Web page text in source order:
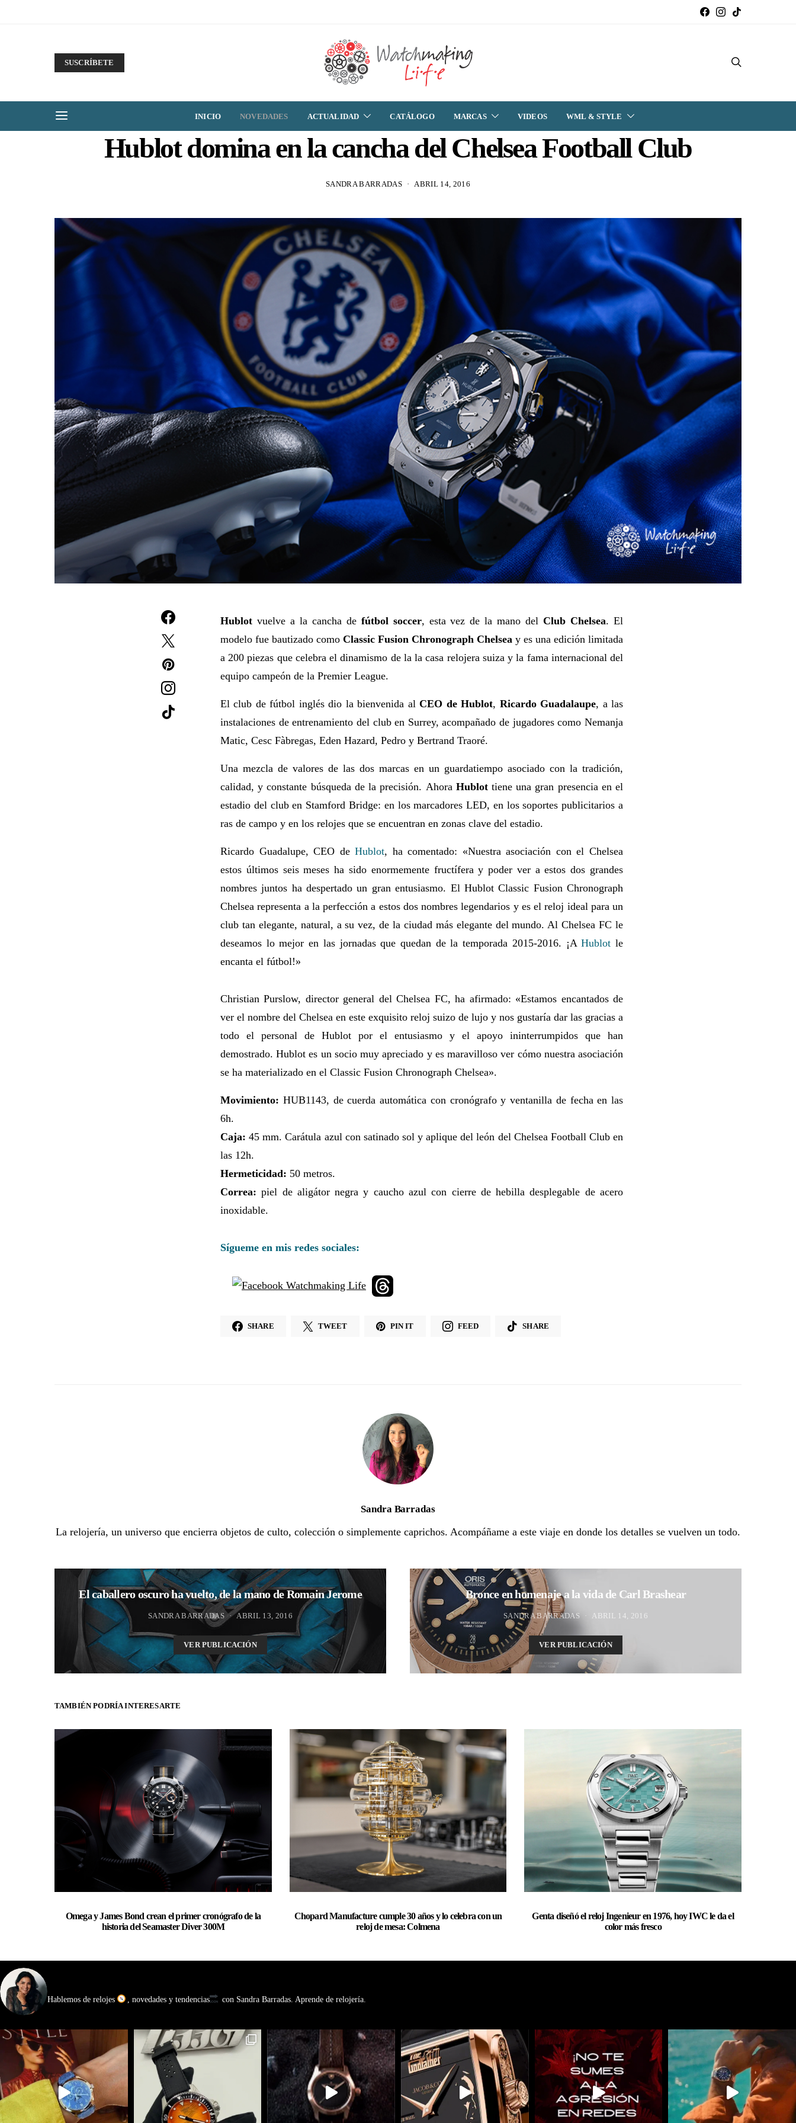
SUSCRÍBETE
INICIO NOVEDADES ACTUALIDAD CATÁLOGO MARCAS VIDEOS WML & STYLE
Hublot domina en la cancha del Chelsea Football Club
SANDRA BARRADAS ABRIL 14, 2016
Hublot vuelve a la cancha de fútbol soccer, esta vez de la mano delClub Chelsea. El
modelo fue bautizado como Classic Fusion Chronograph Chelsea y es una edición limitada
a 200 piezas que celebra el dinamismo de la la casa relojera suiza y la fama internacional del
equipo campeón de la Premier League.
El club de fútbol inglés dio la bienvenida alCEO de Hublot, Ricardo Guadalaupe, a las
instalaciones de entrenamiento del club en Surrey, acompañado de jugadores como Nemanja
Matic, Cesc Fàbregas, Eden Hazard, Pedro y Bertrand Traoré.
Una mezcla de valores de las dos marcas en un guardatiempo asociado con la tradición,
calidad, y constante búsqueda de la precisión. Ahora Hublottiene una gran presencia en el
estadio del club en Stamford Bridge: en los marcadores LED, en los soportes publicitarios a
ras de campo y en los relojes que se encuentran en zonas clave del estadio.
Ricardo Guadalupe, CEO deHublot, ha comentado: «Nuestra asociación con el Chelsea
estos últimos seis meses ha sido enormemente fructífera y poder ver a estos dos grandes
nombres juntos ha despertado un gran entusiasmo. El Hublot Classic Fusion Chronograph
Chelsea representa a la perfección a estos dos nombres legendarios y es el reloj ideal para un
club tan elegante, natural, a su vez, de la ciudad más elegante del mundo. Al Chelsea FC le
deseamos lo mejor en las jornadas que quedan de la temporada 2015-2016. ¡AHublot le
encanta el fútbol!»
Christian Purslow, director general del Chelsea FC, ha afirmado: «Estamos encantados de
ver el nombre del Chelsea en este exquisito reloj suizo de lujo y nos gustaría dar las gracias a
todo el personal de Hublot por el entusiasmo y el apoyo ininterrumpidos que han
demostrado. Hublot es un socio muy apreciado y es maravilloso ver cómo nuestra asociación
se ha materializado en el Classic Fusion Chronograph Chelsea».
Movimiento: HUB1143, de cuerda automática con cronógrafo y ventanilla de fecha en las
6h.
Caja: 45 mm. Carátula azul con satinado sol y aplique del león del Chelsea Football Club en
las 12h.
Hermeticidad: 50 metros.
Correa: piel de aligátor negra y caucho azul con cierre de hebilla desplegable de acero
inoxidable.
Sígueme en mis redes sociales:
SHARE TWEET PIN IT FEED SHARE
Sandra Barradas
La relojería, un universo que encierra objetos de culto, colección o simplemente caprichos. Acompáñame a este viaje en donde los detalles se vuelven un todo.
El caballero oscuro ha vuelto, de la mano de Romain Jerome
SANDRA BARRADAS ABRIL 13, 2016
VER PUBLICACIÓN
Bronce en homenaje a la vida de Carl Brashear
SANDRA BARRADAS ABRIL 14, 2016
VER PUBLICACIÓN
TAMBIÉN PODRÍA INTERESARTE
Omega y James Bond crean el primer cronógrafo de la
historia del Seamaster Diver 300M
Chopard Manufacture cumple 30 años y lo celebra con un
reloj de mesa: Colmena
Genta diseñó el reloj Ingenieur en 1976, hoy IWC le da el
color más fresco
Hablemos de relojes , novedades y tendencias con Sandra Barradas. Aprende de relojería.